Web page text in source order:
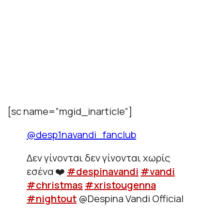
[sc name=”mgid_inarticle”]
@desp1navandi_fanclub
Δεν γίνονται δεν γίνονται χωρίς
εσένα ❤️ #despinavandi #vandi
#christmas #xristougenna
#nightout @Despina Vandi Official